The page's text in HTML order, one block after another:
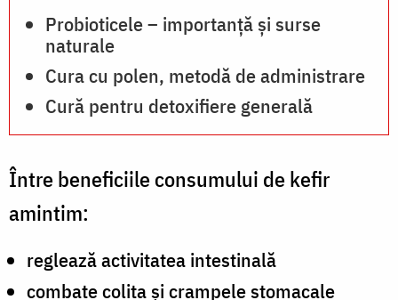
Probioticele – importanță și surse
naturale
Cura cu polen, metodă de administrare
Cură pentru detoxifiere generală
Între beneficiile consumului de kefir
amintim:
reglează activitatea intestinală
combate colita şi crampele stomacale